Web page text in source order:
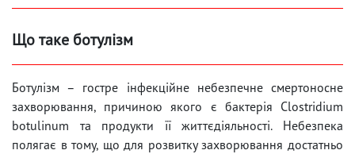
Що таке ботулізм
Ботулізм – гостре інфекційне небезпечне смертоносне
захворювання, причиною якого є бактерія Clostridium
botulinum та продукти її життєдіяльності. Небезпека
полягає в тому, що для розвитку захворювання достатньо